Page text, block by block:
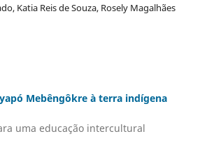
Katia Reis de Souza, Rosely Magalhães
Mebêngôkre à terra indígena
uma educação intercultural